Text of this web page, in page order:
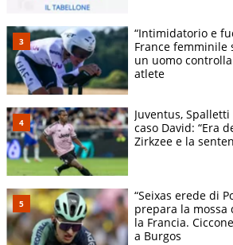
“Intimidatorio e
France femminile
un uomo
atlete
Juventus,
caso David: “Era
Zirkzee e la
“Seixas erede di
prepara la mossa
la Francia.
a Burgos